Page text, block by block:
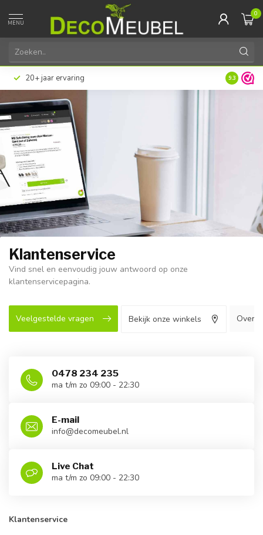
MENU
0
20+ jaar ervaring 9.3
Klantenservice
Vind snel en eenvoudig jouw antwoord op onze
klantenservicepagina.
Veelgestelde vragen Bekijk onze winkels Over
0478 234 235
ma t/m zo 09:00 - 22:30
E-mail
info@decomeubel.nl
Live Chat
ma t/m zo 09:00 - 22:30
Klantenservice